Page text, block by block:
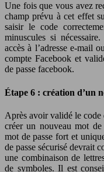
Une fois que vous avez
champ prévu à cet effet
saisir le code
minuscules si
accès à l’adresse e-mail
compte Facebook et
de passe facebook.
Étape 6 : création d’un
Après avoir validé le code
créer un nouveau mot
mot de passe fort et
de passe sécurisé devrait
une combinaison de
de symboles. Il est